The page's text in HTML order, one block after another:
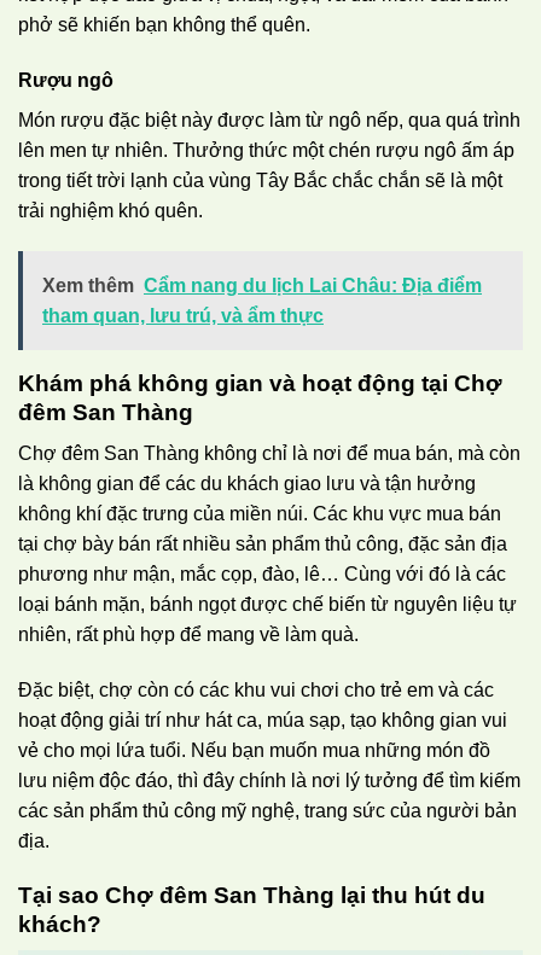
phở sẽ khiến bạn không thể quên.
Rượu ngô
Món rượu đặc biệt này được làm từ ngô nếp, qua quá trình
lên men tự nhiên. Thưởng thức một chén rượu ngô ấm áp
trong tiết trời lạnh của vùng Tây Bắc chắc chắn sẽ là một
trải nghiệm khó quên.
Xem thêm Cẩm nang du lịch Lai Châu: Địa điểm
tham quan, lưu trú, và ẩm thực
Khám phá không gian và hoạt động tại Chợ
đêm San Thàng
Chợ đêm San Thàng không chỉ là nơi để mua bán, mà còn
là không gian để các du khách giao lưu và tận hưởng
không khí đặc trưng của miền núi. Các khu vực mua bán
tại chợ bày bán rất nhiều sản phẩm thủ công, đặc sản địa
phương như mận, mắc cọp, đào, lê… Cùng với đó là các
loại bánh mặn, bánh ngọt được chế biến từ nguyên liệu tự
nhiên, rất phù hợp để mang về làm quà.
Đặc biệt, chợ còn có các khu vui chơi cho trẻ em và các
hoạt động giải trí như hát ca, múa sạp, tạo không gian vui
vẻ cho mọi lứa tuổi. Nếu bạn muốn mua những món đồ
lưu niệm độc đáo, thì đây chính là nơi lý tưởng để tìm kiếm
các sản phẩm thủ công mỹ nghệ, trang sức của người bản
địa.
Tại sao Chợ đêm San Thàng lại thu hút du
khách?